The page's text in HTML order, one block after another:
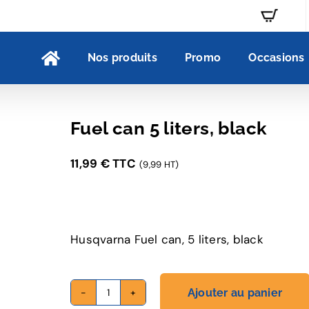
Nos produits Promo Occasions
Fuel can 5 liters, black
11,99 €TTC (9,99 HT)
Husqvarna Fuel can, 5 liters, black
quantité
Ajouter au panier